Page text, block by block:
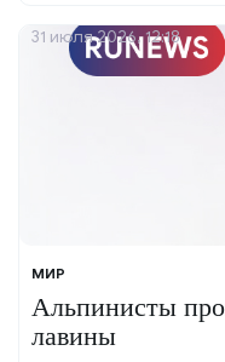
МИР
Альпинисты
лавины
31 июля 2026, 12:18